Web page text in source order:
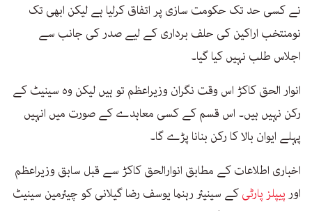
نے کسی حد تک حکومت سازی پر اتفاق کرلیا ہے لیکن ابھی تک
نومنتخب اراکین کی حلف برداری کے لیے صدر کی جانب سے
اجلاس طلب نہیں کیا گیا۔
انوار الحق کاکڑ اس وقت نگران وزیراعظم تو ہیں لیکن وہ سینیٹ کے
رکن نہیں ہیں۔ اس قسم کے کسی معاہدے کے صورت میں انہیں
پہلے ایوان بالا کا رکن بنانا پڑے گا۔
اخباری اطلاعات کے مطابق انوارالحق کاکڑ سے قبل سابق وزیراعظم
اور پیپلز پارٹیکے سینیئر رہنما یوسف رضا گیلانی کو چیئرمین سینیٹ